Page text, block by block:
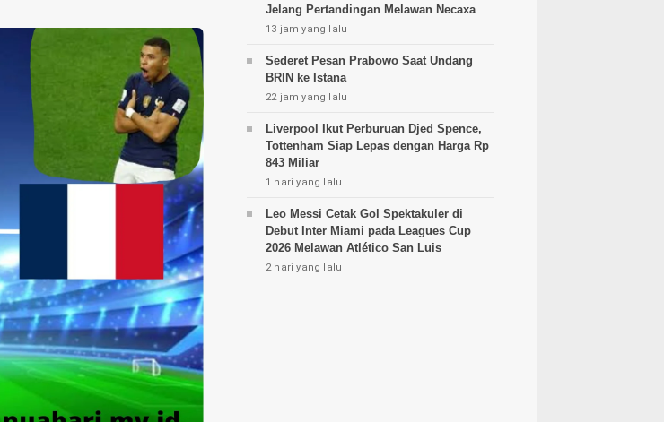
Jelang Pertandingan Melawan Necaxa
13 jam yang lalu
Sederet Pesan Prabowo Saat Undang
BRIN ke Istana
22 jam yang lalu
Liverpool Ikut Perburuan Djed Spence,
Tottenham Siap Lepas dengan Harga Rp
843 Miliar
1 hari yang lalu
Leo Messi Cetak Gol Spektakuler di
Debut Inter Miami pada Leagues Cup
2026 Melawan Atlético San Luis
2 hari yang lalu